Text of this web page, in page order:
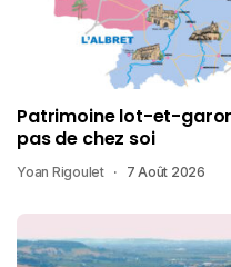
Patrimoine lot-et-
pas de chez soi
Yoan Rigoulet 7 Août 2026